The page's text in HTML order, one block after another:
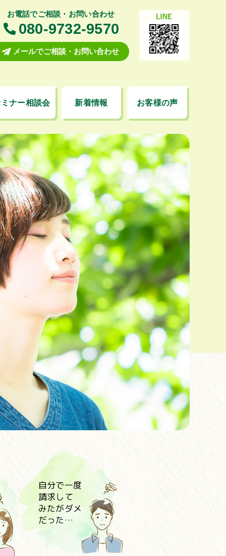
お電話でご相談・お問い合わせ
080-9732-9570
メールでご相談・お問い合わせ
ナー相談会 新着情報 お客様の声
自分で一度
請求して
みたがダメ
だった…